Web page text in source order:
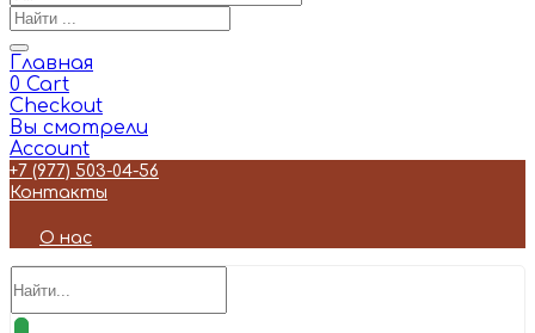
Главная
0 Cart
Checkout
Вы смотрели
Account
+7 (977) 503-04-56
Контакты
О нас